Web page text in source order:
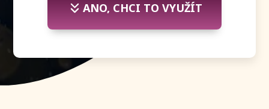
ANO, CHCI TO VYUŽÍT